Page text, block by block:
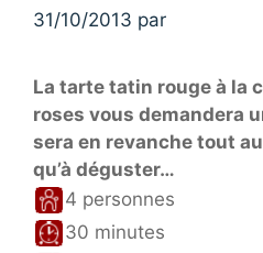
31/10/2013 par
La tarte tatin rouge à la
roses vous demandera
sera en revanche tout
qu’à déguster…
4 personnes
30 minutes